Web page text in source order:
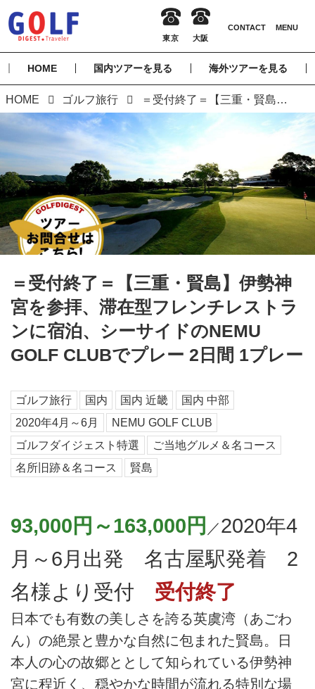
HOME 国内ツアーを見る 海外ツアーを見る
HOME ゴルフ旅行 ＝受付終了＝【三重・賢島】伊勢神宮を参拝、滞在型フレンチレストランに宿泊、シーサイドのNEMU GOLF CLUBでプレー 2日間 1プレー
＝受付終了＝【三重・賢島】伊勢神
宮を参拝、滞在型フレンチレストラ
ンに宿泊、シーサイドのNEMU
GOLF CLUBでプレー 2日間 1プレー
ゴルフ旅行 国内 国内 近畿
国内 中部
2020年4月～6月
NEMU GOLF CLUB
ゴルフダイジェスト特選
ご当地グルメ＆名コース
名所旧跡＆名コース
賢島
93,000円～163,000円 ／2020年4
月～6月出発 名古屋駅発着 2
名様より受付 受付終了
日本でも有数の美しさを誇る英虞湾（あごわ
ん）の絶景と豊かな自然に包まれた賢島。日
本人の心の故郷ととして知られている伊勢神
宮に程近く、穏やかな時間が流れる特別な場